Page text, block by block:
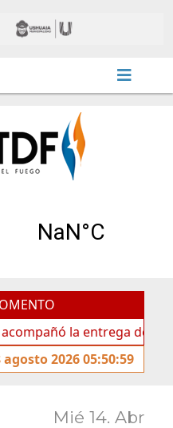
la entrega de nueva
2026 05:50:59
Mié 14. Abr